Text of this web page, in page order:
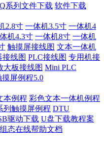
Q系列文件下载 软件下载
2.8寸 一体机3.5寸 一体机4
机4.3寸 一体机8寸 一体机
触摸屏接线图 文本一体机
接线图 PLC接线图 专用机接
大板接线图 Mini PLC
摸屏例程5.0
本例程 彩色文本一体机例程
列触摸屏例程 DTU
驱动下载 U盘下载教程案
组态在线帮助文档